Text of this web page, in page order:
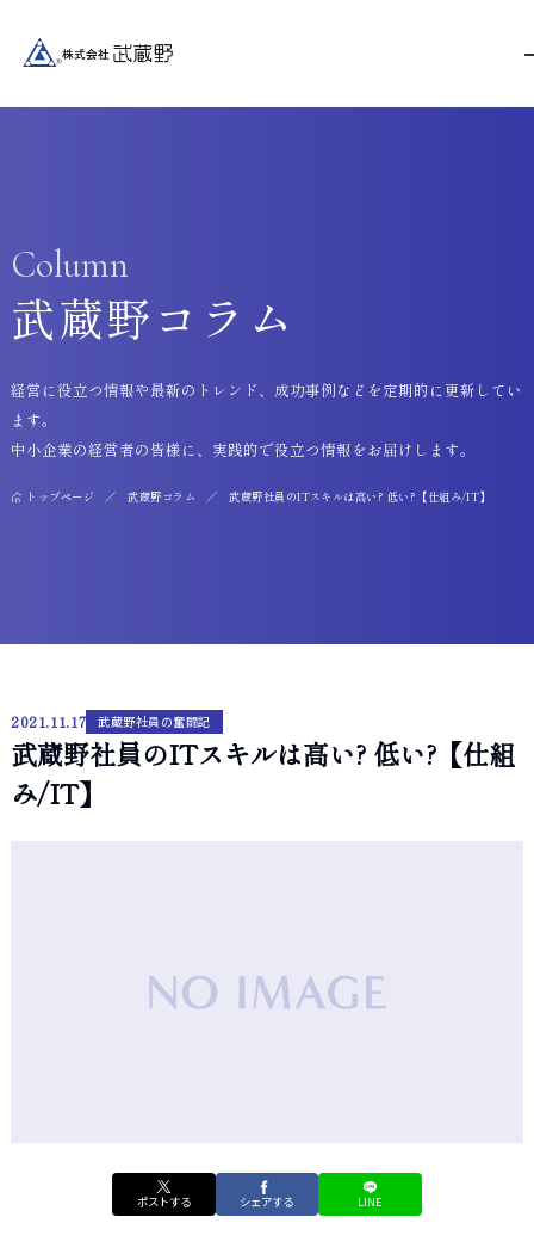
Column
武蔵野コラム
トップページ 武蔵野コラム 武蔵野社員のITスキルは高い? 低い?【仕組み/IT】
経営に役立つ情報や最新のトレンド、成功事例などを定期的に更新してい
ます。
中小企業の経営者の皆様に、実践的で役立つ情報をお届けします。
2021.11.17 武蔵野社員の奮闘記
武蔵野社員のITスキルは高い? 低い?【仕組
み/IT】
ポストする シェアする LINE